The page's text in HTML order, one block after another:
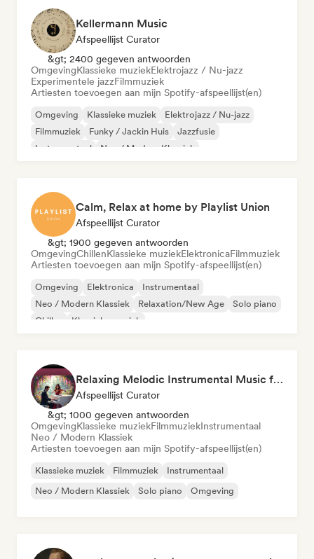
Kellermann Music
Afspeellijst Curator
&gt; 2400 gegeven antwoorden
OmgevingKlassieke muziekElektrojazz / Nu-jazz
Experimentele jazzFilmmuziek
Artiesten toevoegen aan mijn Spotify-afspeellijst(en)
Omgeving Klassieke muziek
Elektrojazz / Nu-jazz
Filmmuziek
Funky / Jackin Huis
Jazzfusie
Instrumentaal
Neo / Modern Klassiek
Calm, Relax at home by Playlist Union
Afspeellijst Curator
&gt; 1900 gegeven antwoorden
OmgevingChillenKlassieke muziekElektronicaFilmmuziek
Artiesten toevoegen aan mijn Spotify-afspeellijst(en)
Omgeving Elektronica
Instrumentaal
Neo / Modern Klassiek
Relaxation/New Age
Solo piano
Chillen
Klassieke muziek
Relaxing Melodic Instrumental Music for Reading and Studying
Afspeellijst Curator
&gt; 1000 gegeven antwoorden
OmgevingKlassieke muziekFilmmuziekInstrumentaal
Neo / Modern Klassiek
Artiesten toevoegen aan mijn Spotify-afspeellijst(en)
Klassieke muziek Filmmuziek
Instrumentaal
Neo / Modern Klassiek
Solo piano Omgeving